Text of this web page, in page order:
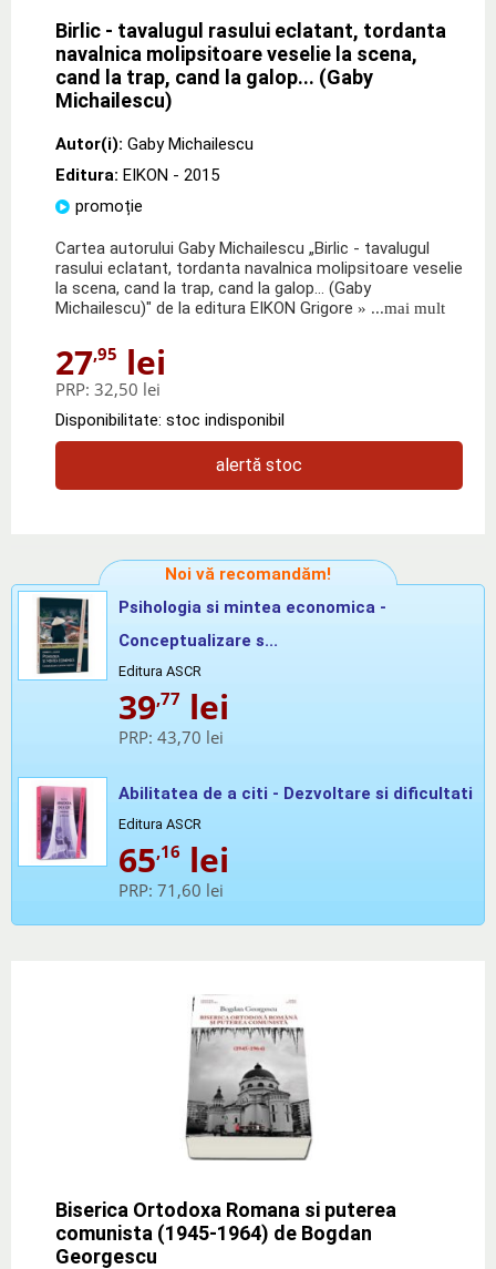
Birlic - tavalugul rasului eclatant, tordanta
navalnica molipsitoare veselie la scena,
cand la trap, cand la galop... (Gaby
Michailescu)
Autor(i): Gaby Michailescu
Editura: EIKON - 2015
promoție
Cartea autorului Gaby Michailescu „Birlic - tavalugul
rasului eclatant, tordanta navalnica molipsitoare veselie
la scena, cand la trap, cand la galop... (Gaby
Michailescu)" de la editura EIKON Grigore » ...mai mult
27,95 lei
PRP: 32,50 lei
Disponibilitate: stoc indisponibil
alertă stoc
Noi vă recomandăm!
Psihologia si mintea economica -
Conceptualizare s...
Editura ASCR
39,77 lei
PRP: 43,70 lei
Abilitatea de a citi - Dezvoltare si dificultati
Editura ASCR
65,16 lei
PRP: 71,60 lei
Biserica Ortodoxa Romana si puterea
comunista (1945-1964) de Bogdan
Georgescu